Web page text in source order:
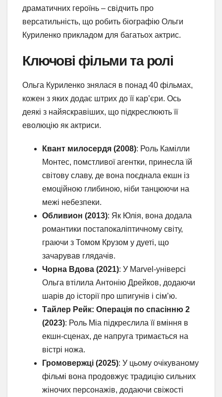
драматичних героїнь – свідчить про
версатильність, що робить біографію Ольги
Куриленко прикладом для багатьох актрис.
Ключові фільми та ролі
Ольга Куриленко знялася в понад 40 фільмах,
кожен з яких додає штрих до її кар’єри. Ось
деякі з найяскравіших, що підкреслюють її
еволюцію як актриси.
Квант милосердя (2008): Роль Камілли
Монтес, помстливої агентки, принесла їй
світову славу, де вона поєднала екшн із
емоційною глибиною, ніби танцюючи на
межі небезпеки.
Обливион (2013): Як Юлія, вона додала
романтики постапокаліптичному світу,
граючи з Томом Крузом у дуеті, що
зачарував глядачів.
Чорна Вдова (2021): У Marvel-універсі
Ольга втілила Антонію Дрейков, додаючи
шарів до історії про шпигунів і сім’ю.
Тайлер Рейк: Операція по спасінню 2
(2023): Роль Міа підкреслила її вміння в
екшн-сценах, де напруга тримається на
вістрі ножа.
Громовержці (2025): У цьому очікуваному
фільмі вона продовжує традицію сильних
жіночих персонажів, додаючи свіжості